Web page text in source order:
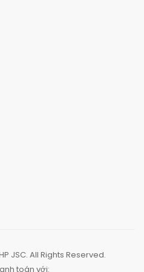
JSC. All Rights Reserved.
toán với: